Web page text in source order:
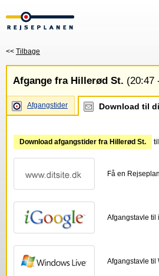
<< Tilbage
Afgange fra Hillerød St. (20:47
Afgangstider Download til
Download afgangstider fra Hillerød St.
Få en
Afgangstavle til
Afgangstavle til